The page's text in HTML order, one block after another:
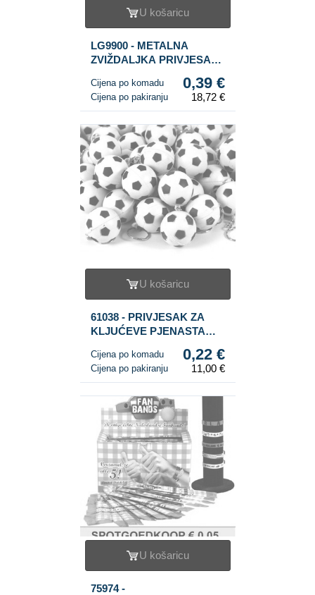
U košaricu
LG9900 - METALNA
ZVIŽDALJKA PRIVJESAK
Cijena po komadu 0,39 €
Cijena po pakiranju 18,72 €
U košaricu
61038 - PRIVJESAK ZA
KLJUĆEVE PJENASTA
kom)
Cijena po komadu 0,22 €
Cijena po pakiranju 11,00 €
U košaricu
75974 -